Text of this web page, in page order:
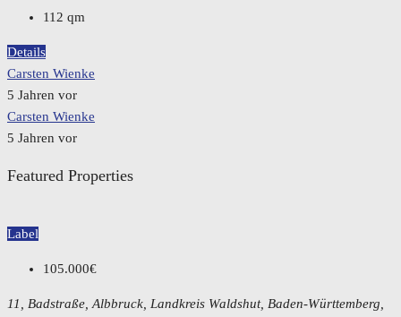
112 qm
Details
Carsten Wienke
5 Jahren vor
Carsten Wienke
5 Jahren vor
Featured Properties
Label
105.000€
11, Badstraße, Albbruck, Landkreis Waldshut, Baden-Württemberg,